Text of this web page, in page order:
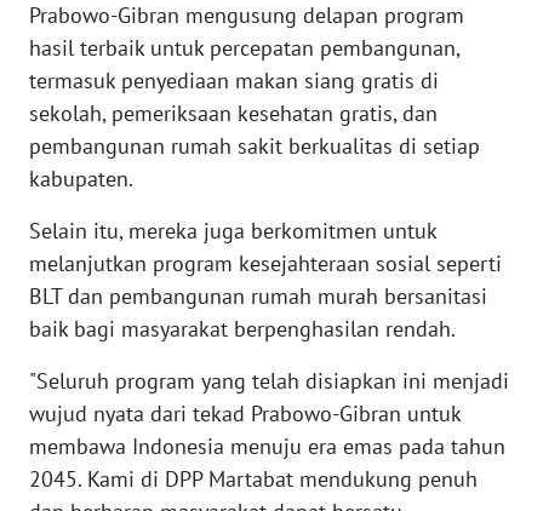
Prabowo-Gibran mengusung delapan program
hasil terbaik untuk percepatan pembangunan,
termasuk penyediaan makan siang gratis di
sekolah, pemeriksaan kesehatan gratis, dan
pembangunan rumah sakit berkualitas di setiap
kabupaten.
Selain itu, mereka juga berkomitmen untuk
melanjutkan program kesejahteraan sosial seperti
BLT dan pembangunan rumah murah bersanitasi
baik bagi masyarakat berpenghasilan rendah.
"Seluruh program yang telah disiapkan ini menjadi
wujud nyata dari tekad Prabowo-Gibran untuk
membawa Indonesia menuju era emas pada tahun
2045. Kami di DPP Martabat mendukung penuh
WN
NUSANTARA
WN
JOGJA
JATIM
WN
BALI
WN
KALBAR
WN
KALTENG